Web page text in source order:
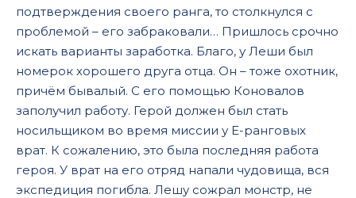
подтверждения своего ранга, то столкнулся с
проблемой – его забраковали… Пришлось срочно
искать варианты заработка. Благо, у Леши был
номерок хорошего друга отца. Он – тоже охотник,
причём бывалый. С его помощью Коновалов
заполучил работу. Герой должен был стать
носильщиком во время миссии у Е-ранговых
врат. К сожалению, это была последняя работа
героя. У врат на его отряд напали чудовища, вся
экспедиция погибла. Лешу сожрал монстр, не